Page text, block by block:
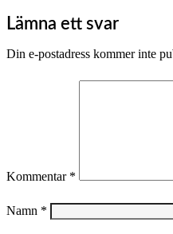
Lämna ett svar
Din e-postadress kommer inte
Kommentar *
Namn *